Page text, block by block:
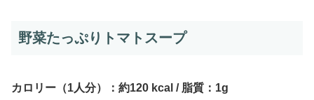
野菜たっぷりトマトスープ
カロリー（1人分）：約120 kcal / 脂質：1g